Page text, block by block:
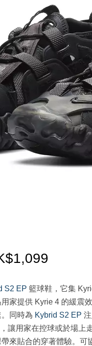
S2 EP 籃球鞋，它集
家提供 Kyrie 4 的緩震
同時為 Kybrid S2 EP
讓用家在控球或於場上
來貼合的穿著體驗。可